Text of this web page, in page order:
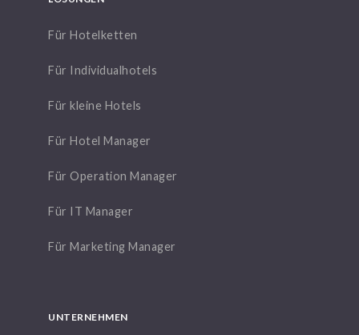
Für Hotelketten
Für Individualhotels
Für kleine Hotels
Für Hotel Manager
Für Operation Manager
Für IT Manager
Für Marketing Manager
UNTERNEHMEN